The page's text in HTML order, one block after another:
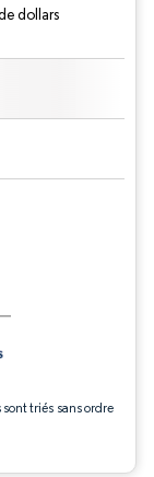
dollars
triés sans ordre
une attribution sous CC